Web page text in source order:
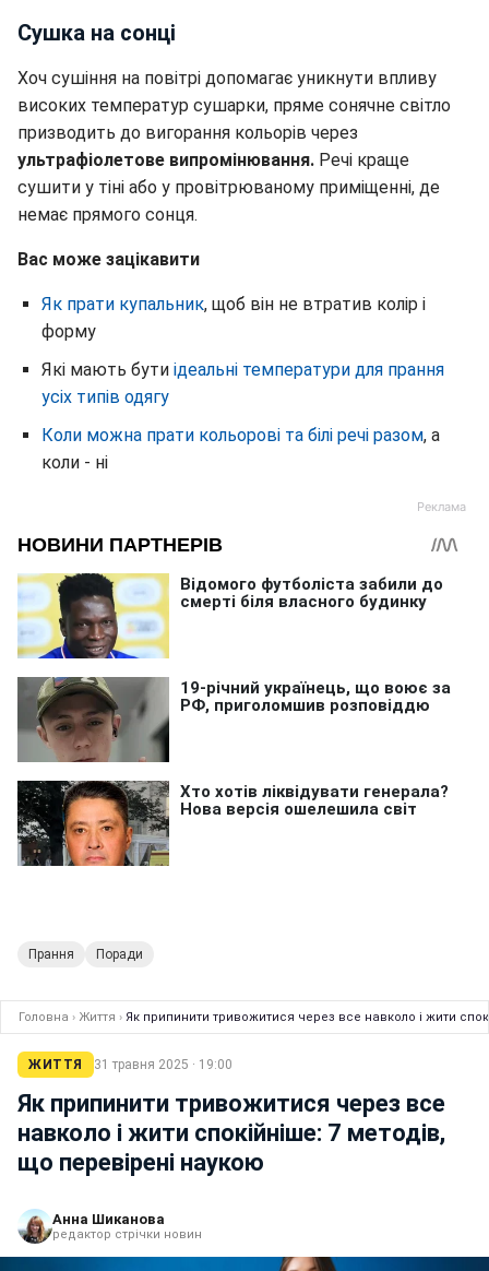
Сушка на сонці
Хоч сушіння на повітрі допомагає уникнути впливу
високих температур сушарки, пряме сонячне світло
призводить до вигорання кольорів через
ультрафіолетове випромінювання. Речі краще
сушити у тіні або у провітрюваному приміщенні, де
немає прямого сонця.
Вас може зацікавити
Як прати купальник, щоб він не втратив колір і
форму
Які мають бути ідеальні температури для прання
усіх типів одягу
Коли можна прати кольорові та білі речі разом, а
коли - ні
Прання Поради
Головна › Життя › Як припинити тривожитися через все навколо і жити
ЖИТТЯ 31 травня 2025 · 19:00
Як припинити тривожитися через все
навколо і жити спокійніше: 7 методів,
що перевірені наукою
Анна Шиканова
редактор стрічки новин